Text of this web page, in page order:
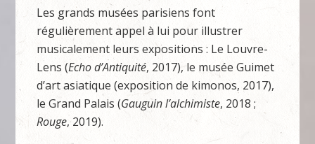
Les grands musées parisiens font
régulièrement appel à lui pour illustrer
musicalement leurs expositions : Le Louvre-
Lens (Echo d’Antiquité, 2017), le musée Guimet
d’art asiatique (exposition de kimonos, 2017),
le Grand Palais (Gauguin l’alchimiste, 2018 ;
Rouge, 2019).